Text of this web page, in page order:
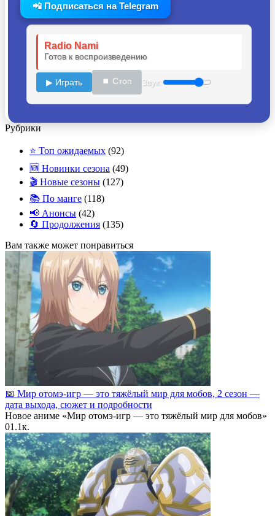
📲 Подписаться на Telegram
Radio Nami
Готов к воспроизведению
▶ Играть ⏹ Стоп Звук:
Рубрики
⭐ Топ ожидаемых (92)
🆕 Новинки сезона (49)
🎬 Новые сезоны (127)
📚 По манге (118)
📢 Анонсы (42)
🔄 Продолжения (135)
Вам также может понравиться
📅 Мир отомэ‑игр — это тяжёлый мир для мобов, 2 сезон —
дата выхода, сюжет и подробности
Новое аниме «Мир отомэ‑игр — это тяжёлый мир для мобов»
01.1к.